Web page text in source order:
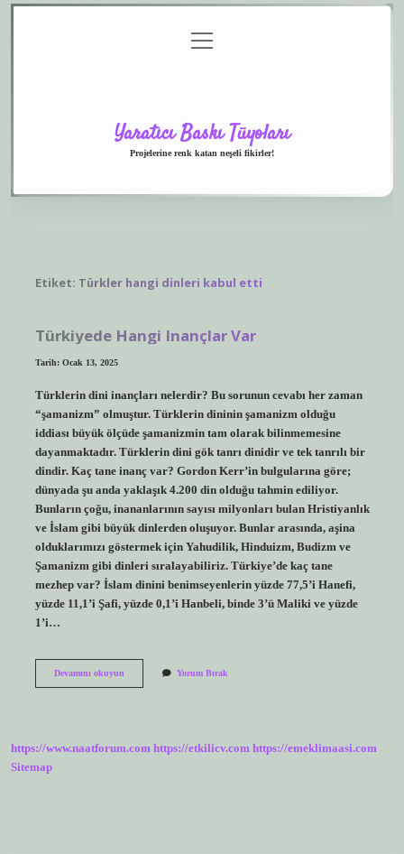
menüyü
aç
Yaratıcı Baskı Tüyoları
Projelerine renk katan neşeli fikirler!
Etiket: Türkler hangi dinleri kabul etti
Türkiyede Hangi Inançlar Var
Tarih: Ocak 13, 2025
Türklerin dini inançları nelerdir? Bu sorunun cevabı her zaman
“şamanizm” olmuştur. Türklerin dininin şamanizm olduğu
iddiası büyük ölçüde şamanizmin tam olarak bilinmemesine
dayanmaktadır. Türklerin dini gök tanrı dinidir ve tek tanrılı bir
dindir. Kaç tane inanç var? Gordon Kerr’in bulgularına göre;
dünyada şu anda yaklaşık 4.200 din olduğu tahmin ediliyor.
Bunların çoğu, inananlarının sayısı milyonları bulan Hristiyanlık
ve İslam gibi büyük dinlerden oluşuyor. Bunlar arasında, aşina
olduklarımızı göstermek için Yahudilik, Hinduizm, Budizm ve
Şamanizm gibi dinleri sıralayabiliriz. Türkiye’de kaç tane
mezhep var? İslam dinini benimseyenlerin yüzde 77,5’i Hanefi,
yüzde 11,1’i Şafi, yüzde 0,1’i Hanbeli, binde 3’ü Maliki ve yüzde
1’i…
Devamını okuyunTürkiyede
Yorum Bırak
https://www.naatforum.com https://etkilicv.com https://emeklimaasi.com
Sitemap